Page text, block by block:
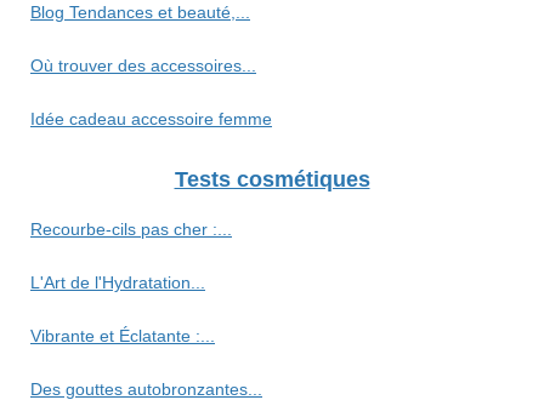
Blog Tendances et beauté,...
Où trouver des accessoires...
Idée cadeau accessoire femme
Tests cosmétiques
Recourbe‑cils pas cher :...
L'Art de l'Hydratation...
Vibrante et Éclatante :...
Des gouttes autobronzantes...